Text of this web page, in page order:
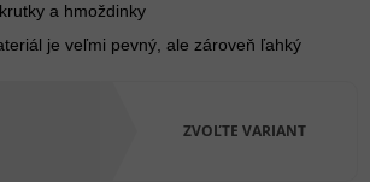
ZVOĽTE VARIANT
a hmoždinky
je veľmi pevný, ale zároveň ľahký